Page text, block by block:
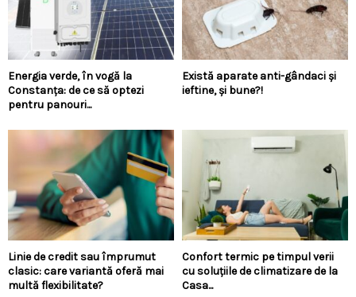
Energia verde, în vogă la
Constanța: de ce să optezi
pentru panouri...
Există aparate anti-gândaci și
ieftine, și bune?!
Linie de credit sau împrumut
clasic: care variantă oferă mai
multă flexibilitate?
Confort termic pe timpul verii
cu soluțiile de climatizare de la
Casa...